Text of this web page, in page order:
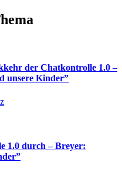
der Chatkontrolle 1.0 –
unsere Kinder”
1.0 durch – Breyer: